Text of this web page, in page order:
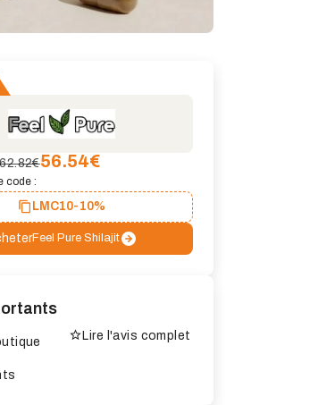
62.82€56.54€
code :
LMC10-10%
Feel Pure Shilajit
Lire l'avis complet